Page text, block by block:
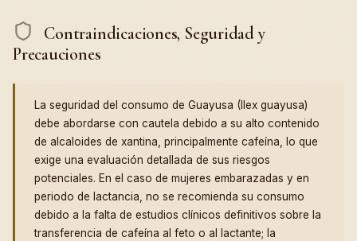
Contraindicaciones, Seguridad y
Precauciones
La seguridad del consumo de Guayusa (Ilex guayusa)
debe abordarse con cautela debido a su alto contenido
de alcaloides de xantina, principalmente cafeína, lo que
exige una evaluación detallada de sus riesgos
potenciales. En el caso de mujeres embarazadas y en
periodo de lactancia, no se recomienda su consumo
debido a la falta de estudios clínicos definitivos sobre la
transferencia de cafeína al feto o al lactante; la